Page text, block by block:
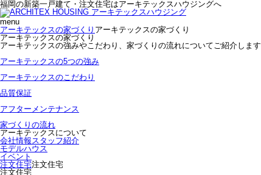
福岡の新築一戸建て・注文住宅はアーキテックスハウジングへ
menu
アーキテックスの家づくり アーキテックスの家づくり
アーキテックスの家づくり
アーキテックスの強みやこだわり、家づくりの流れについてご紹介します
アーキテックスの5つの強み
アーキテックスのこだわり
品質保証
アフターメンテナンス
家づくりの流れ
アーキテックスについて
会社情報スタッフ紹介
モデルハウス
イベント
注文住宅注文住宅
注文住宅